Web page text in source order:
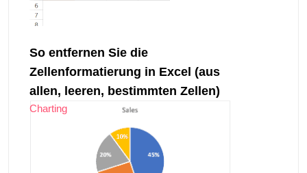
So entfernen Sie die
Zellenformatierung in Excel (aus
allen, leeren, bestimmten Zellen)
Charting